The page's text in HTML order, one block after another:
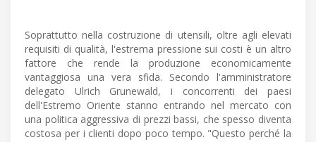
Soprattutto nella costruzione di utensili, oltre agli elevati
requisiti di qualità, l'estrema pressione sui costi è un altro
fattore che rende la produzione economicamente
vantaggiosa una vera sfida. Secondo l'amministratore
delegato Ulrich Grunewald, i concorrenti dei paesi
dell'Estremo Oriente stanno entrando nel mercato con
una politica aggressiva di prezzi bassi, che spesso diventa
costosa per i clienti dopo poco tempo. "Questo perché la